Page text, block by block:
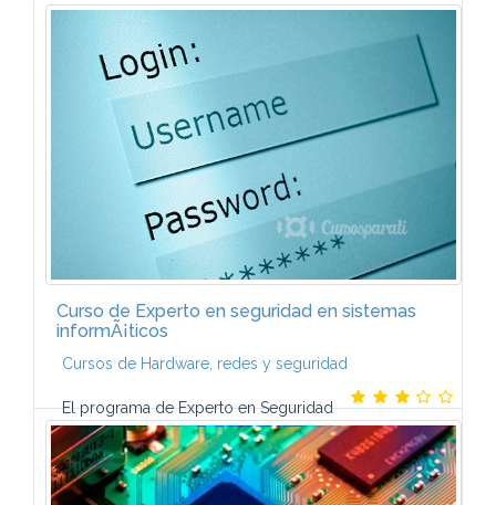
ProgramaEl curso superior en Wedding Planer y
Protocolo estÃ¡ formado por dos mÃ³dulos:I.
OrganizaciÃ³n de bodas, bautizos y comunionesLos
distintos eventos sociales. OrganizaciÃ³n...
Curso de Experto en seguridad en sistemas
informÃ¡ticos
Cursos de Hardware, redes y seguridad
El programa de Experto en Seguridad
en Sistemas InformÃ¡ticos estÃ¡ formado por seis
mÃ³dulos:ADMINISTRACIÃN Y SEGURIDAD EN
ENTORNOS WINDOWS (6 ECTS)Redes y servidores
en entorno...